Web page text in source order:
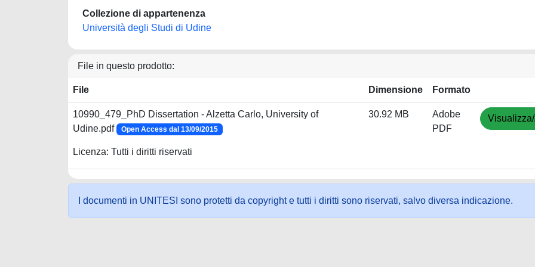
Collezione di appartenenza
Università degli Studi di Udine
File in questo prodotto:
File Dimensione Formato
10990_479_PhD Dissertation - Alzetta Carlo, University of
Udine.pdf
Open Access dal 13/09/2015
Licenza: Tutti i diritti riservati
30.92 MB
Adobe
PDF
I documenti in UNITESI sono protetti da copyright e tutti i diritti sono riservati, salvo diversa indicazione.